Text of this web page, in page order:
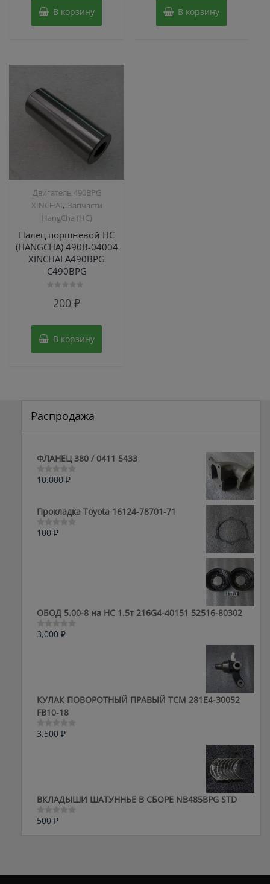
составляла
105 ₽.
50 ₽.
В корзину
составляла
641 ₽.
300 ₽.
В корзину
Двигатель 490BPG
XINCHAI, Запчасти
HangCha (HC)
Палец поршневой HC
(HANGCHA) 490B-04004
XINCHAI A490BPG
C490BPG
200₽
В корзину
Распродажа
ФЛАНЕЦ 380 / 0411 5433
Оценка
5
10,000 ₽
Прокладка Toyota 16124-78701-71
Оценка
100 ₽
ОБОД 5.00-8 на HC 1.5т 216G4-40151 52516-80302
Оценка
3,000 ₽
КУЛАК ПОВОРОТНЫЙ ПРАВЫЙ ТСМ 281E4-30052
FB10-18
Оценка
3,500 ₽
ВКЛАДЫШИ ШАТУННЬЕ В СБОРЕ NB485BPG STD
Оценка
500 ₽